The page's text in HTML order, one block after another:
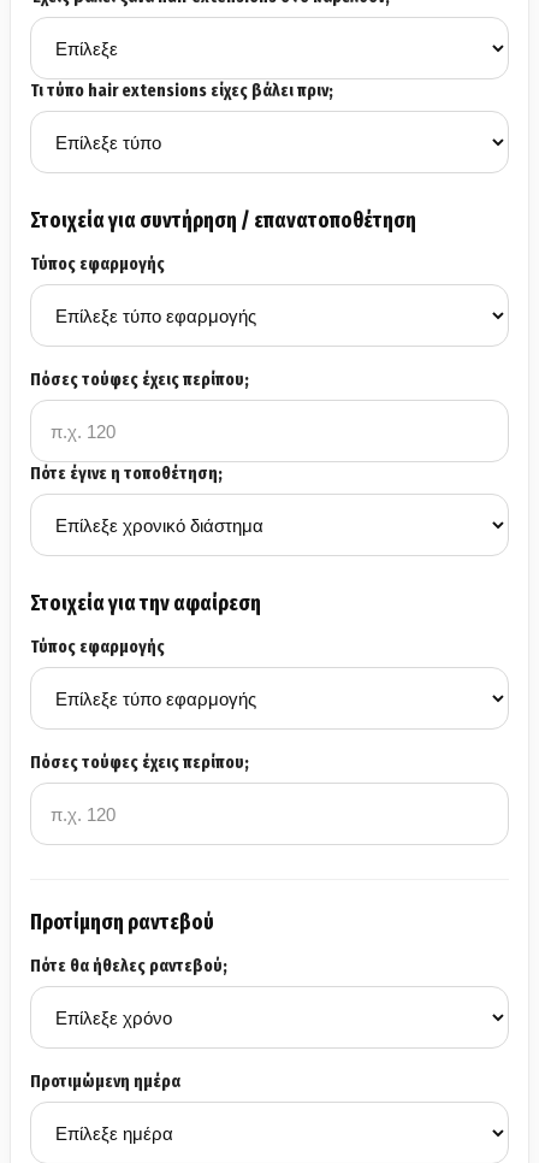
Τι τύπο hair extensions είχες βάλει πριν;
Στοιχεία για συντήρηση / επανατοποθέτηση
Τύπος εφαρμογής
Πόσες τούφες έχεις περίπου;
Πότε έγινε η τοποθέτηση;
Στοιχεία για την αφαίρεση
Τύπος εφαρμογής
Πόσες τούφες έχεις περίπου;
Προτίμηση ραντεβού
Πότε θα ήθελες ραντεβού;
Προτιμώμενη ημέρα